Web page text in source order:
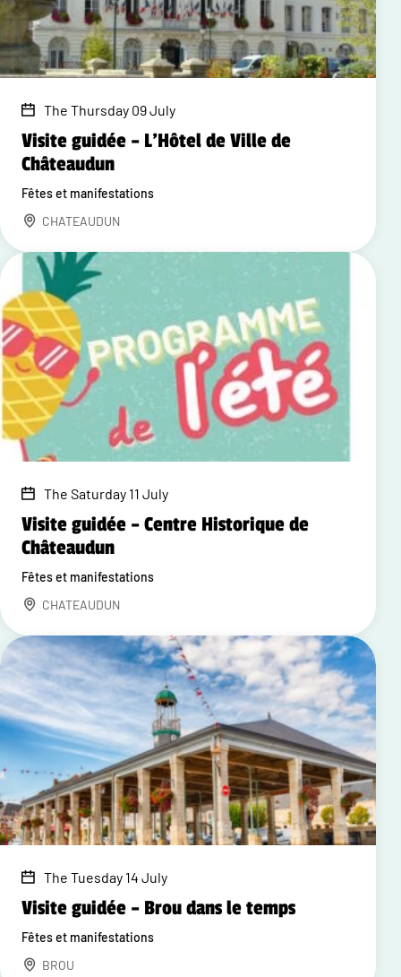
The Thursday 09 July
Visite guidée – L'Hôtel de Ville de
Châteaudun
Fêtes et manifestations
CHATEAUDUN
The Saturday 11 July
Visite guidée – Centre Historique de
Châteaudun
Fêtes et manifestations
CHATEAUDUN
The Tuesday 14 July
Visite guidée – Brou dans le temps
Fêtes et manifestations
BROU